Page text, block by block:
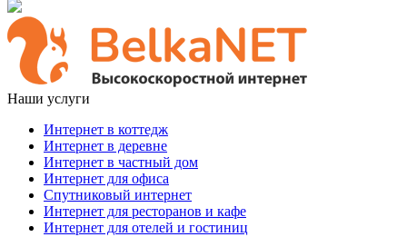
Наши услуги
Интернет в коттедж
Интернет в деревне
Интернет в частный дом
Интернет для офиса
Спутниковый интернет
Интернет для ресторанов и кафе
Интернет для отелей и гостиниц